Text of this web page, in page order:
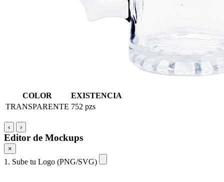
COLOR
EXISTENCIA
TRANSPARENTE 752 pzs
‹ ›
Editor de Mockups
×
1. Sube tu Logo (PNG/SVG)